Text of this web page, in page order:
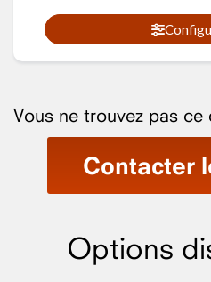
Vous ne trouvez pas ce
Contacter
Options